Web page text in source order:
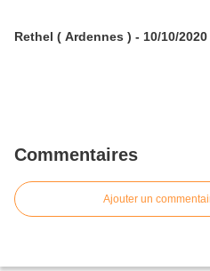
Rethel ( Ardennes ) - 10/10/2020
Commentaires
Ajouter un